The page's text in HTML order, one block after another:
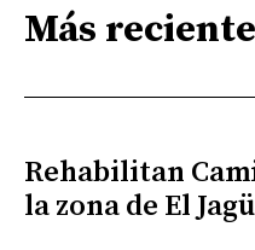
Más reciente
Rehabilitan
la zona de El